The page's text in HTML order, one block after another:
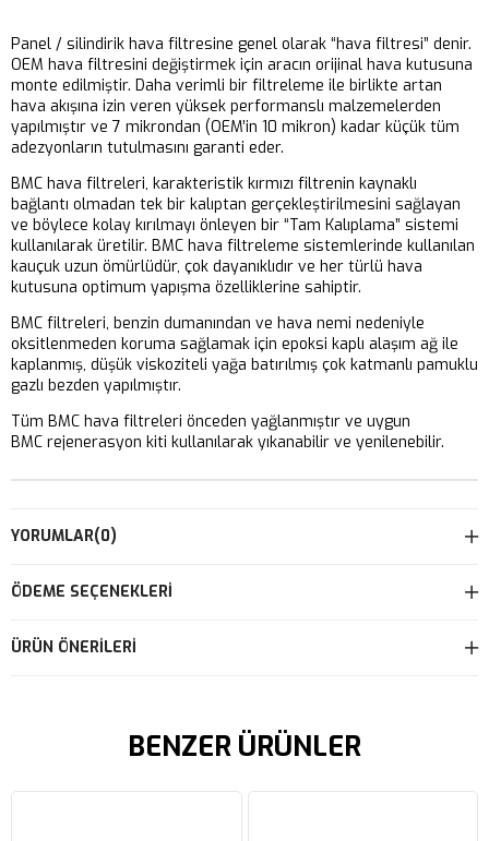
Panel / silindirik hava filtresine genel olarak “hava filtresi” denir.
OEM hava filtresini değiştirmek için aracın orijinal hava kutusuna
monte edilmiştir. Daha verimli bir filtreleme ile birlikte artan
hava akışına izin veren yüksek performanslı malzemelerden
yapılmıştır ve 7 mikrondan (OEM’in 10 mikron) kadar küçük tüm
adezyonların tutulmasını garanti eder.
BMC hava filtreleri, karakteristik kırmızı filtrenin kaynaklı
bağlantı olmadan tek bir kalıptan gerçekleştirilmesini sağlayan
ve böylece kolay kırılmayı önleyen bir “Tam Kalıplama” sistemi
kullanılarak üretilir. BMC hava filtreleme sistemlerinde kullanılan
kauçuk uzun ömürlüdür, çok dayanıklıdır ve her türlü hava
kutusuna optimum yapışma özelliklerine sahiptir.
BMC filtreleri, benzin dumanından ve hava nemi nedeniyle
oksitlenmeden koruma sağlamak için epoksi kaplı alaşım ağ ile
kaplanmış, düşük viskoziteli yağa batırılmış çok katmanlı pamuklu
gazlı bezden yapılmıştır.
Tüm BMC hava filtreleri önceden yağlanmıştır ve uygun
BMC rejenerasyon kiti kullanılarak yıkanabilir ve yenilenebilir.
YORUMLAR(0)
ÖDEME SEÇENEKLERI
ÜRÜN ÖNERILERI
BENZER ÜRÜNLER